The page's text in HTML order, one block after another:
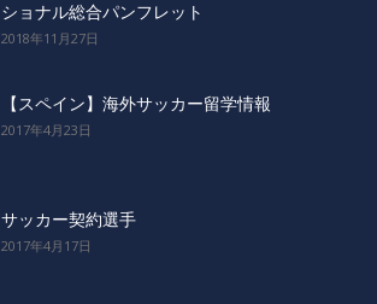
ショナル総合パンフレット
2018年11月27日
【スペイン】海外サッカー留学情報
2017年4月23日
サッカー契約選手
2017年4月17日